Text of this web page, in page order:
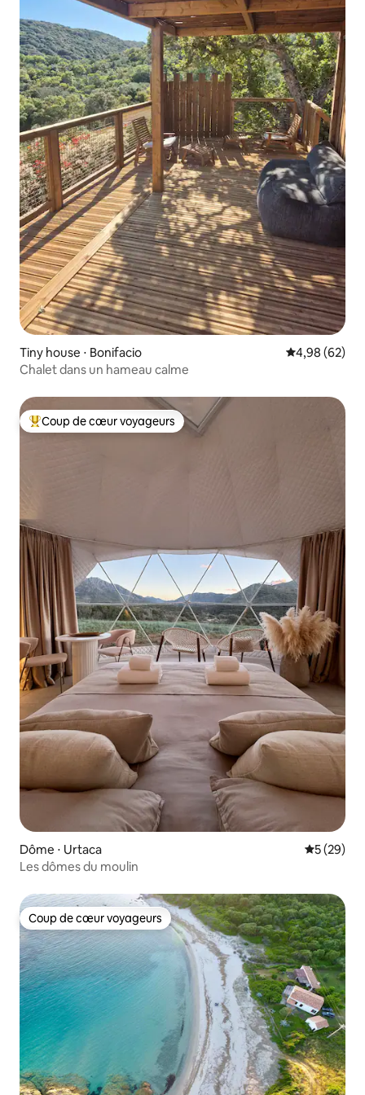
Tiny house ⋅ Bonifacio Évaluation
4,98 (62)
Chalet dans un hameau calme
Coups de cœur voyageurs les plus appréciés
Coup de cœur voyageurs
Dôme ⋅ Urtaca
5 (29)
Les dômes du moulin
Coup de cœur voyageurs
Coup de cœur voyageurs